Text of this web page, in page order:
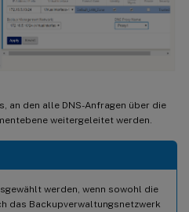
an den alle DNS-Anfragen über die
weitergeleitet werden.
werden, wenn sowohl die
das Backupverwaltungsnetzwerk